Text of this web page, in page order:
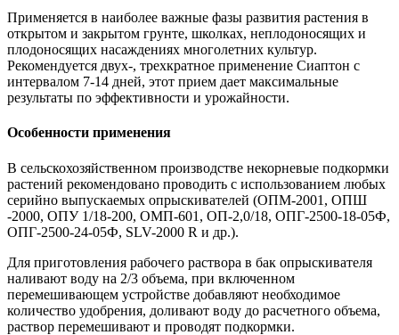
Применяется в наиболее важные фазы развития растения в
открытом и закрытом грунте, школках, неплодоносящих и
плодоносящих насаждениях многолетних культур.
Рекомендуется двух-, трехкратное применение Сиаптон с
интервалом 7-14 дней, этот прием дает максимальные
результаты по эффективности и урожайности.
Особенности применения
В сельскохозяйственном производстве некорневые подкормки
растений рекомендовано проводить с использованием любых
серийно выпускаемых опрыскивателей (ОПМ-2001, ОПШ
-2000, ОПУ 1/18-200, ОМП-601, ОП-2,0/18, ОПГ-2500-18-05Ф,
ОПГ-2500-24-05Ф, SLV-2000 R и др.).
Для приготовления рабочего раствора в бак опрыскивателя
наливают воду на 2/3 объема, при включенном
перемешивающем устройстве добавляют необходимое
количество удобрения, доливают воду до расчетного объема,
раствор перемешивают и проводят подкормки.